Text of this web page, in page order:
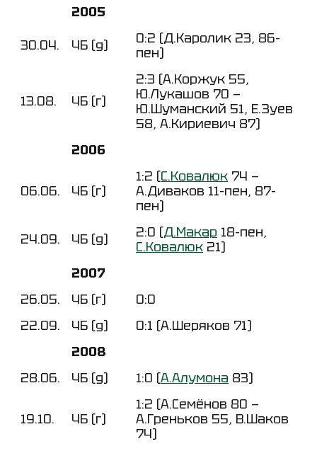
2005
30.04. ЧБ (д)
0:2 (Д.Каролик 23, 86-
пен)
13.08. ЧБ (г)
2:3 (А.Коржук 55,
Ю.Лукашов 70 —
Ю.Шуманский 51, Е.Зуев
58, А.Кириевич 87)
2006
06.06. ЧБ (г)
1:2 (С.Ковалюк 74 —
А.Диваков 11-пен, 87-
пен)
24.09. ЧБ (д) 2:0 (Д.Макар 18-пен,
С.Ковалюк 21)
2007
26.05.
ЧБ (г)
0:0
22.09.
ЧБ (д)
0:1 (А.Шеряков 71)
2008
28.06.
ЧБ (д) 1:0 (А.Алумона 83)
19.10. ЧБ (г)
1:2 (А.Семёнов 80 —
А.Греньков 55, В.Шаков
74)